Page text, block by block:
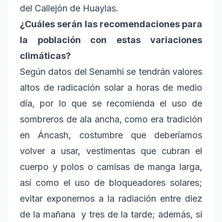
del Callejón de Huaylas.
¿Cuáles serán las recomendaciones para
la población con estas variaciones
climáticas?
Según datos del Senamhi se tendrán valores
altos de radicación solar a horas de medio
día, por lo que se recomienda el uso de
sombreros de ala ancha, como era tradición
en Áncash, costumbre que deberíamos
volver a usar, vestimentas que cubran el
cuerpo y polos o camisas de manga larga,
así como el uso de bloqueadores solares;
evitar exponernos a la radiación entre diez
de la mañana y tres de la tarde; además, si